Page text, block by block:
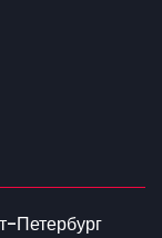
Петербург